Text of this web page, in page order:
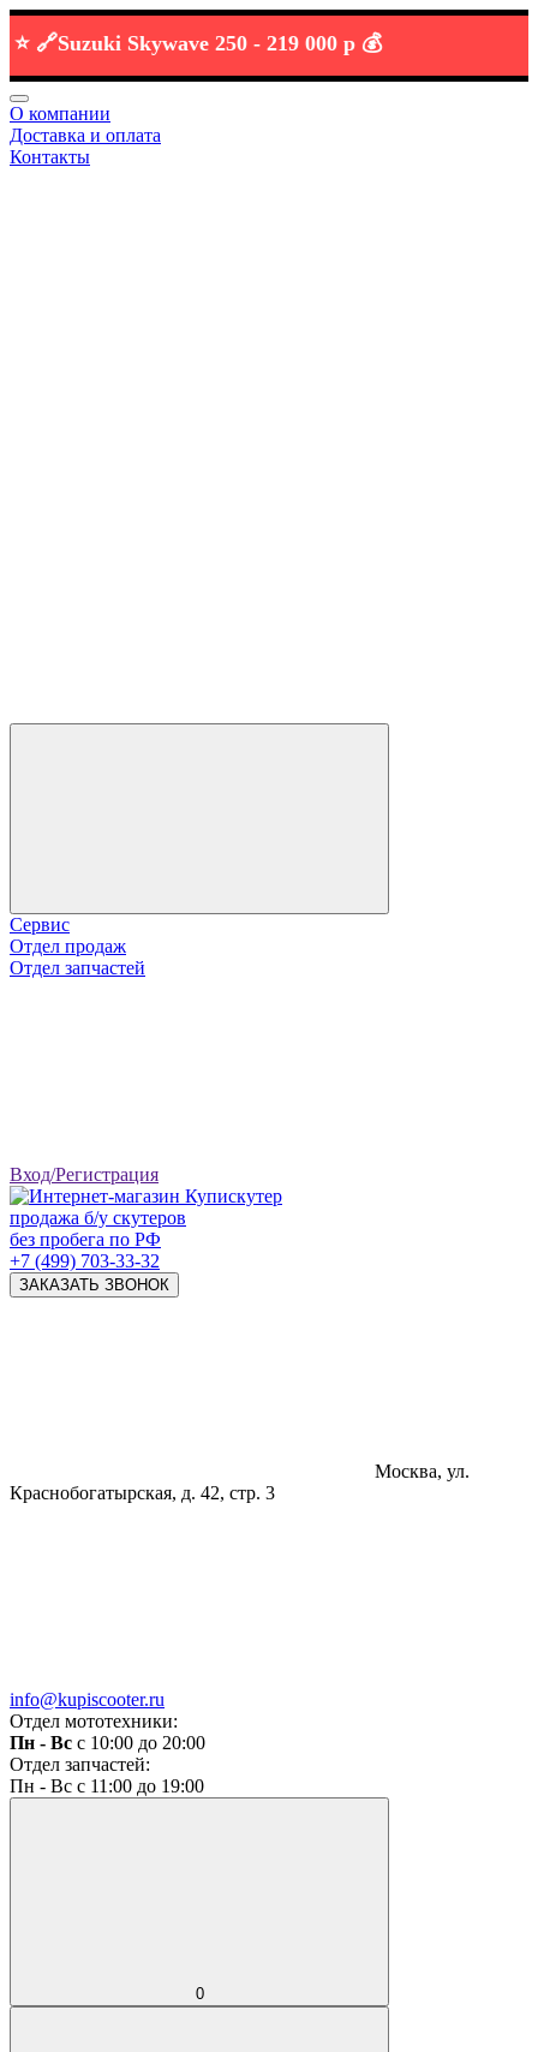
Suzuki Skywave 250 -219 000 р 💰
О компании
Доставка и оплата
Контакты
Сервис
Отдел продаж
Отдел запчастей
Вход/Регистрация
продажа б/у скутеров
без пробега по РФ
+7 (499) 703-33-32
ЗАКАЗАТЬ ЗВОНОК
Москва, ул.
Краснобогатырская, д. 42, стр. 3
info@kupiscooter.ru
Отдел мототехники:
Пн - Вс с 10:00 до 20:00
Отдел запчастей:
Пн - Вс с 11:00 до 19:00
0